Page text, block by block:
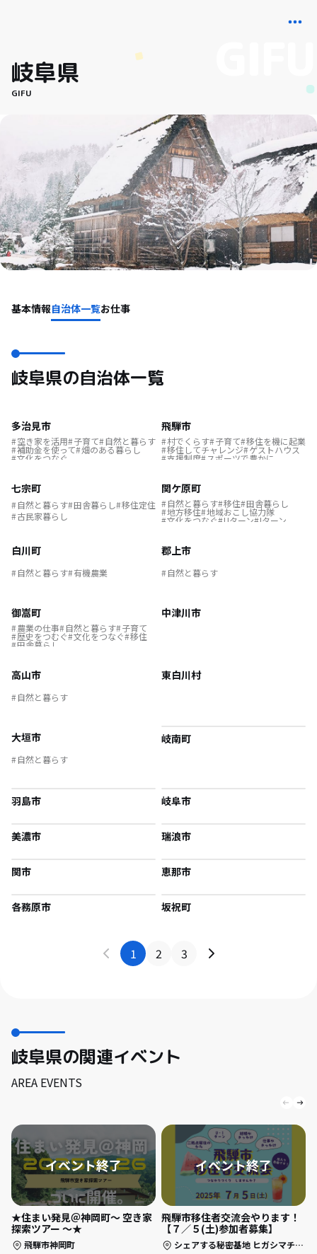
岐阜県
GIFU
基本情報自治体一覧お仕事
岐阜県の自治体一覧
多治見市
空き家を活用 子育て 自然と暮らす
補助金を使って 畑のある暮らし
文化をつなぐ
飛騨市
村でくらす 子育て 移住を機に起業
移住してチャレンジ ゲストハウス
支援制度 スポーツで豊かに
結婚を機に移住
空き家バンク
二足のわらじ 空き家を活用
リモートワーク 自然と暮らす
農業の仕事 地域おこし協力隊
地方移住 一戸建てで暮らす
移住奨励品
七宗町
自然と暮らす 田舎暮らし 移住定住
古民家暮らし
関ケ原町
自然と暮らす 移住 田舎暮らし
地方移住 地域おこし協力隊
文化をつなぐ Uターン Iターン
白川町
自然と暮らす 有機農業
郡上市
自然と暮らす
御嵩町
農業の仕事 自然と暮らす 子育て
歴史をつむぐ 文化をつなぐ 移住
田舎暮らし
中津川市
高山市
自然と暮らす
東白川村
大垣市
自然と暮らす
岐南町
羽島市 岐阜市
美濃市 瑞浪市
関市 恵那市
各務原市 坂祝町
1 2 3
岐阜県の関連イベント
AREA EVENTS
★住まい発見＠神岡町～ 空き家
探索ツアー ～★
飛騨市神岡町
飛騨市移住者交流会やります！
【７／５(土)参加者募集】
シェアする秘密基地 ヒガシマチ319